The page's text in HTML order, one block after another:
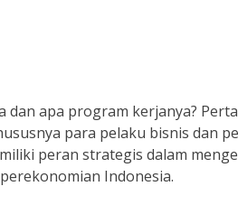
apa program kerjanya?
para pelaku bisnis dan
peran strategis dalam
Indonesia.